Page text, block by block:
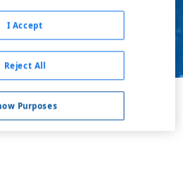
Buscar
BARATOS EN SILER CITY
Purposes
Reject All
I Accept